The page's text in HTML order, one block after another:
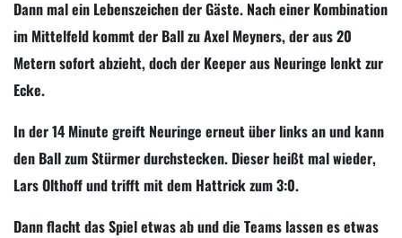
Dann mal ein Lebenszeichen der Gäste. Nach einer Kombination
im Mittelfeld kommt der Ball zu Axel Meyners, der aus 20
Metern sofort abzieht, doch der Keeper aus Neuringe lenkt zur
Ecke.
In der 14 Minute greift Neuringe erneut über links an und kann
den Ball zum Stürmer durchstecken. Dieser heißt mal wieder,
Lars Olthoff und trifft mit dem Hattrick zum 3:0.
Dann flacht das Spiel etwas ab und die Teams lassen es etwas